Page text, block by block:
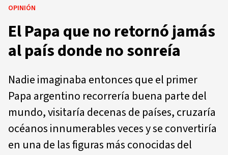
OPINIÓN
El Papa que no retornó jamás
al país donde no sonreía
Nadie imaginaba entonces que el primer
Papa argentino recorrería buena parte del
mundo, visitaría decenas de países, cruzaría
océanos innumerables veces y se convertiría
en una de las figuras más conocidas del